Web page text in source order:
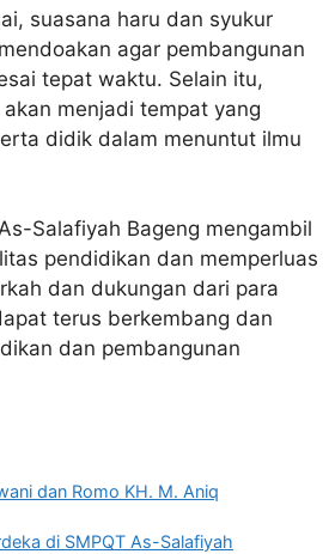
suasana haru dan syukur
agar pembangunan
tepat waktu. Selain itu,
menjadi tempat yang
didik dalam menuntut ilmu
Salafiyah Bageng mengambil
pendidikan dan memperluas
dan dukungan dari para
terus berkembang dan
dan pembangunan
dan Romo KH. M. Aniq
di SMPQT As-Salafiyah